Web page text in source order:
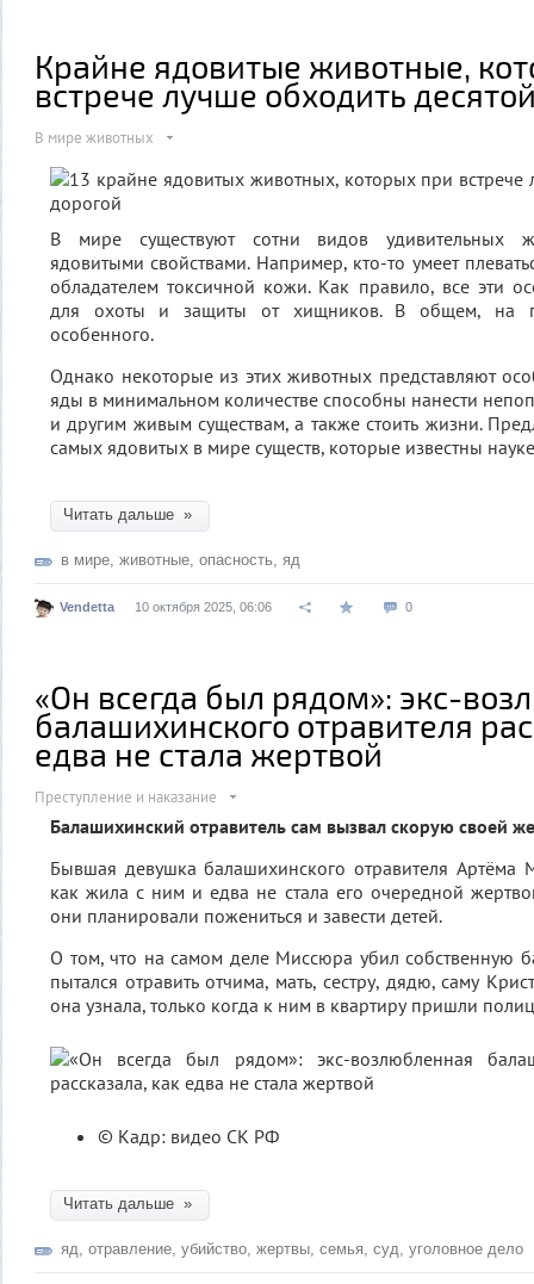
Крайне ядовитые животные,
встрече лучше обходить
В мире животных
В мире существуют сотни видов удивительных
ядовитыми свойствами. Например, кто-то умеет
обладателем токсичной кожи. Как правило, все эти
для охоты и защиты от хищников. В общем, на
особенного.
Однако некоторые из этих животных представляют
яды в минимальном количестве способны нанести
и другим живым существам, а также стоить жизни.
самых ядовитых в мире существ, которые известны
Читать дальше »
в мире, животные, опасность, яд
Vendetta 10 октября 2025, 06:06 0
«Он всегда был рядом»: экс-
балашихинского отравителя
едва не стала жертвой
Преступление и наказание
Балашихинский отравитель сам вызвал скорую своей
Бывшая девушка балашихинского отравителя Артёма
как жила с ним и едва не стала его очередной
они планировали пожениться и завести детей.
О том, что на самом деле Миссюра убил собственную
пытался отравить отчима, мать, сестру, дядю, саму
она узнала, только когда к ним в квартиру пришли
© Кадр: видео СК РФ
Читать дальше »
яд, отравление, убийство, жертвы, семья, суд, уголовное дело